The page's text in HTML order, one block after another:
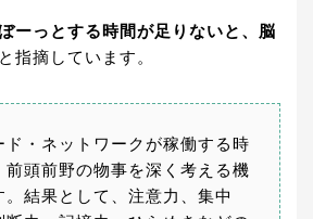
ーっとする時間が足りないと、脳
と指摘しています。
ド・ネットワークが稼働する時
前頭前野の物事を深く考える機
結果として、注意力、集中